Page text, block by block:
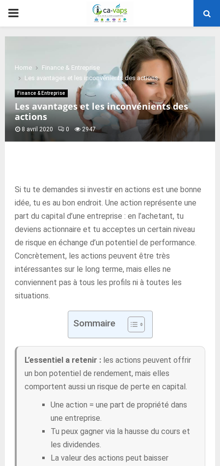
PRIMARY
MENU
Home
Finance & Entreprise
Les avantages et les inconvénients des actions
Finance & Entreprise
Les avantages et les inconvénients des
actions
8 avril 2020 0 2947
Si tu te demandes si investir en actions est une bonne
idée, tu es au bon endroit. Une action représente une
part du capital d’une entreprise : en l’achetant, tu
deviens actionnaire et tu acceptes un certain niveau
de risque en échange d’un potentiel de performance.
Concrètement, les actions peuvent être très
intéressantes sur le long terme, mais elles ne
conviennent pas à tous les profils ni à toutes les
situations.
Sommaire
L’essentiel a retenir : les actions peuvent offrir
un bon potentiel de rendement, mais elles
comportent aussi un risque de perte en capital.
Une action = une part de propriété dans
une entreprise.
Tu peux gagner via la hausse du cours et
les dividendes.
La valeur des actions peut baisser